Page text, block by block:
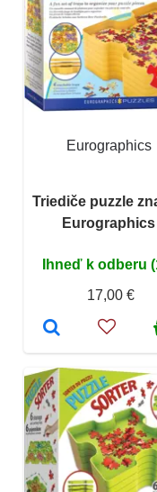
Eurographics
Triediče puzzle
Eurographics
Ihneď k odberu
17,00 €